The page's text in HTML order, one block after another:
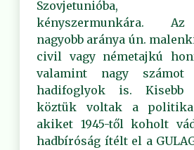
Szovjetunióba,
kényszermunkára.
nagyobb aránya ún.
civil vagy németajkú
valamint nagy
hadifoglyok is. Kisebb
köztük voltak a
akiket 1945-től koholt
hadbíróság ítélt el a